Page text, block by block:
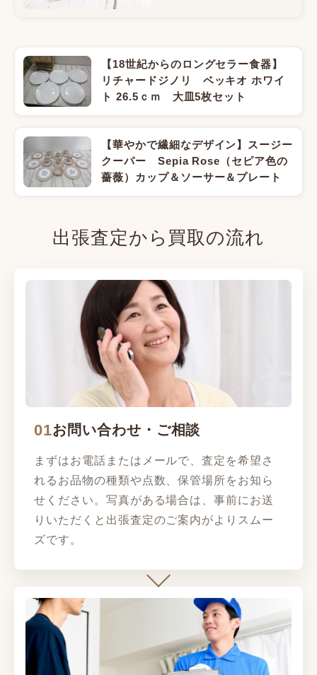
【18世紀からのロングセラー食器】
リチャードジノリ ベッキオ ホワイ
ト 26.5ｃｍ 大皿5枚セット
【華やかで繊細なデザイン】スージー
クーパー Sepia Rose（セピア色の
薔薇）カップ＆ソーサー＆プレート
出張査定から買取の流れ
01お問い合わせ・ご相談
まずはお電話またはメールで、査定を希望さ
れるお品物の種類や点数、保管場所をお知ら
せください。写真がある場合は、事前にお送
りいただくと出張査定のご案内がよりスムー
ズです。